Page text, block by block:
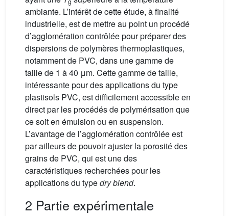
ambiante. L’intérêt de cette étude, à finalité
industrielle, est de mettre au point un procédé
d’agglomération contrôlée pour préparer des
dispersions de polymères thermoplastiques,
notamment de PVC, dans une gamme de
taille de 1 à 40 μm. Cette gamme de taille,
intéressante pour des applications du type
plastisols PVC, est difficilement accessible en
direct par les procédés de polymérisation que
ce soit en émulsion ou en suspension.
L’avantage de l’agglomération contrôlée est
par ailleurs de pouvoir ajuster la porosité des
grains de PVC, qui est une des
caractéristiques recherchées pour les
applications du typedry blend.
2 Partie expérimentale